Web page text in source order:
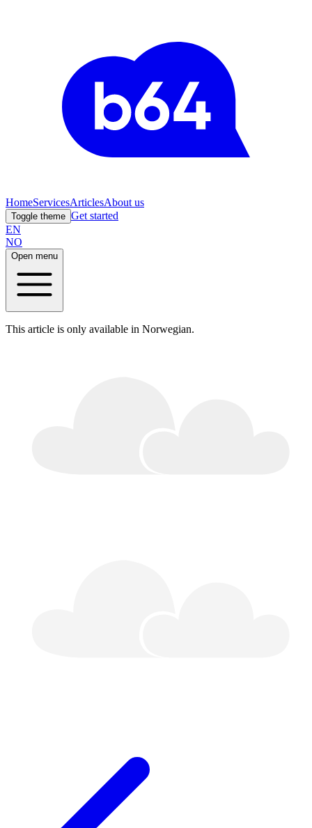
HomeServicesArticlesAbout us
Toggle theme Get started
EN
NO
Open menu
This article is only available in Norwegian.